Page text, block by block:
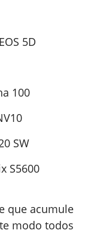
5D
100
SW
S5600
que acumule
modo todos